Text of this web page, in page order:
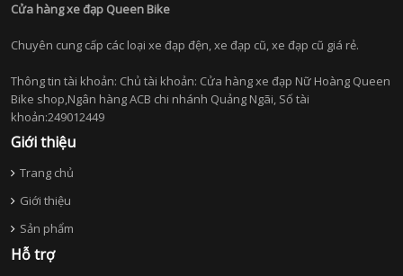
Cửa hàng xe đạp Queen Bike
Chuyên cung cấp các loại xe đạp đện, xe đạp cũ, xe đạp cũ giá rẻ.
Thông tin tài khoản: Chủ tài khoản: Cửa hàng xe đạp Nữ Hoàng Queen
Bike shop,Ngân hàng ACB chi nhánh Quảng Ngãi, Số tài
khoản:249012449
Giới thiệu
Trang chủ
Giới thiệu
Sản phẩm
Hỗ trợ